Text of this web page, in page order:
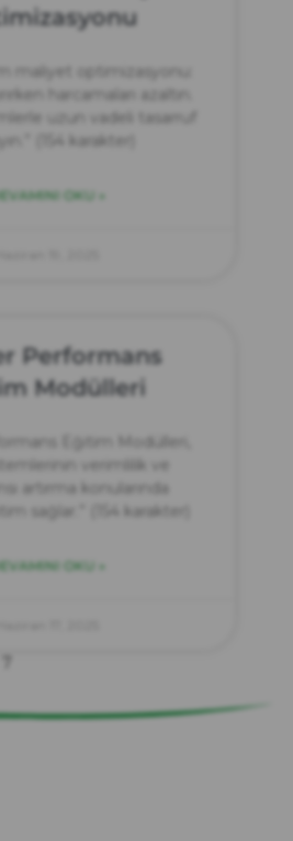
maliyet optimizasyonu:
harcamaları azaltın.
uzun vadeli tasarruf
(154 karakter)
OKU »
Performans
Modülleri
Eğitim Modülleri,
verimlilik ve
artırma konularında
sağlar.” (154 karakter)
OKU »